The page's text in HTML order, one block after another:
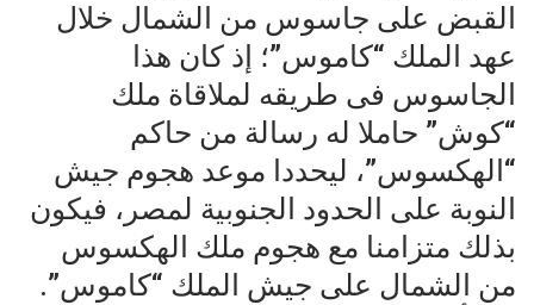
القبض على جاسوس من الشمال خلال
عهد الملك “كاموس”؛ إذ كان هذا
الجاسوس فى طريقه لملاقاة ملك
“كوش” حاملا له رسالة من حاكم
“الهكسوس”، ليحددا موعد هجوم جيش
النوبة على الحدود الجنوبية لمصر، فيكون
بذلك متزامنا مع هجوم ملك الهكسوس
من الشمال على جيش الملك “كاموس”.